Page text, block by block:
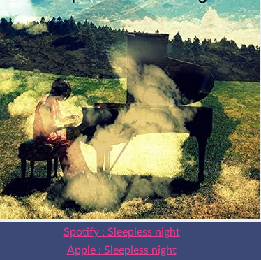
Spotify : Sleepless night
Apple : Sleepless night